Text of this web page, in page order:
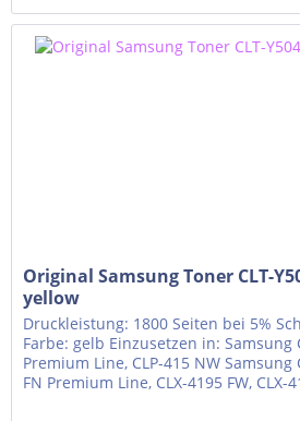
Original Samsung Toner CLT-
yellow
Druckleistung: 1800 Seiten bei 5%
Farbe: gelb Einzusetzen in: Samsung
Premium Line, CLP-415 NW Samsung
FN Premium Line, CLX-4195 FW, CLX-